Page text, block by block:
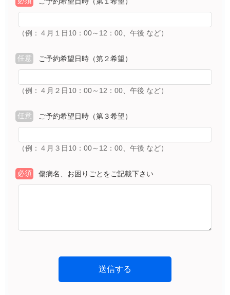
（例：４月１日10：00～12：00、午後 など）
ご予約希望日時（第２希望）
任意
（例：４月２日10：00～12：00、午後 など）
ご予約希望日時（第３希望）
任意
（例：４月３日10：00～12：00、午後 など）
傷病名、お困りごとをご記載下さい
必須